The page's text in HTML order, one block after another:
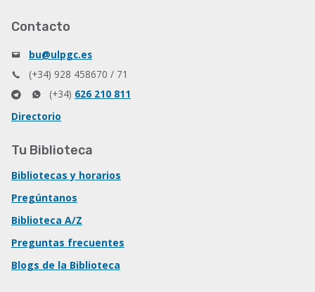
Contacto
bu@ulpgc.es
(+34) 928 458670 / 71
(+34) 626 210 811
Directorio
Tu Biblioteca
Bibliotecas y horarios
Pregúntanos
Biblioteca A/Z
Preguntas frecuentes
Blogs de la Biblioteca